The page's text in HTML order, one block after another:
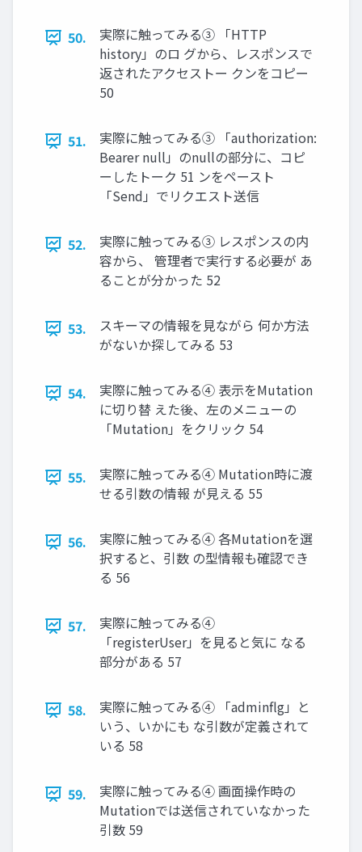
50.
実際に触ってみる③ 「HTTP
history」のロ グから、レスポンスで
返されたアクセストー クンをコピー
50
51.
実際に触ってみる③ 「authorization:
Bearer null」のnullの部分に、コピ
ーしたトーク 51 ンをペースト
「Send」でリクエスト送信
52.
実際に触ってみる③ レスポンスの内
容から、 管理者で実⾏する必要が あ
ることが分かった 52
53.
スキーマの情報を⾒ながら 何か⽅法
がないか探してみる 53
54.
実際に触ってみる④ 表⽰をMutation
に切り替 えた後、左のメニューの
「Mutation」をクリック 54
55.
実際に触ってみる④ Mutation時に渡
せる引数の情報 が⾒える 55
56.
実際に触ってみる④ 各Mutationを選
択すると、引数 の型情報も確認でき
る 56
57.
実際に触ってみる④
「registerUser」を⾒ると気に なる
部分がある 57
58.
実際に触ってみる④ 「adminflg」と
いう、いかにも な引数が定義されて
いる 58
59.
実際に触ってみる④ 画⾯操作時の
Mutationでは送信されていなかった
引数 59